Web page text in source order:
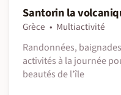
Santorin la
Grèce
Multiactivité
Randonnées,
activités à la journée
beautés de l’île